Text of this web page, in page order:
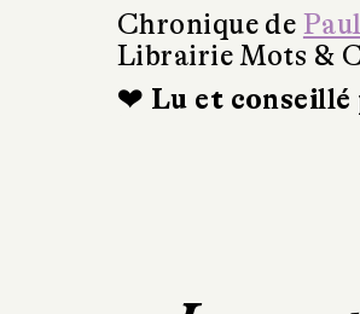
Chronique de
Librairie Mots &
❤ Lu et conseillé